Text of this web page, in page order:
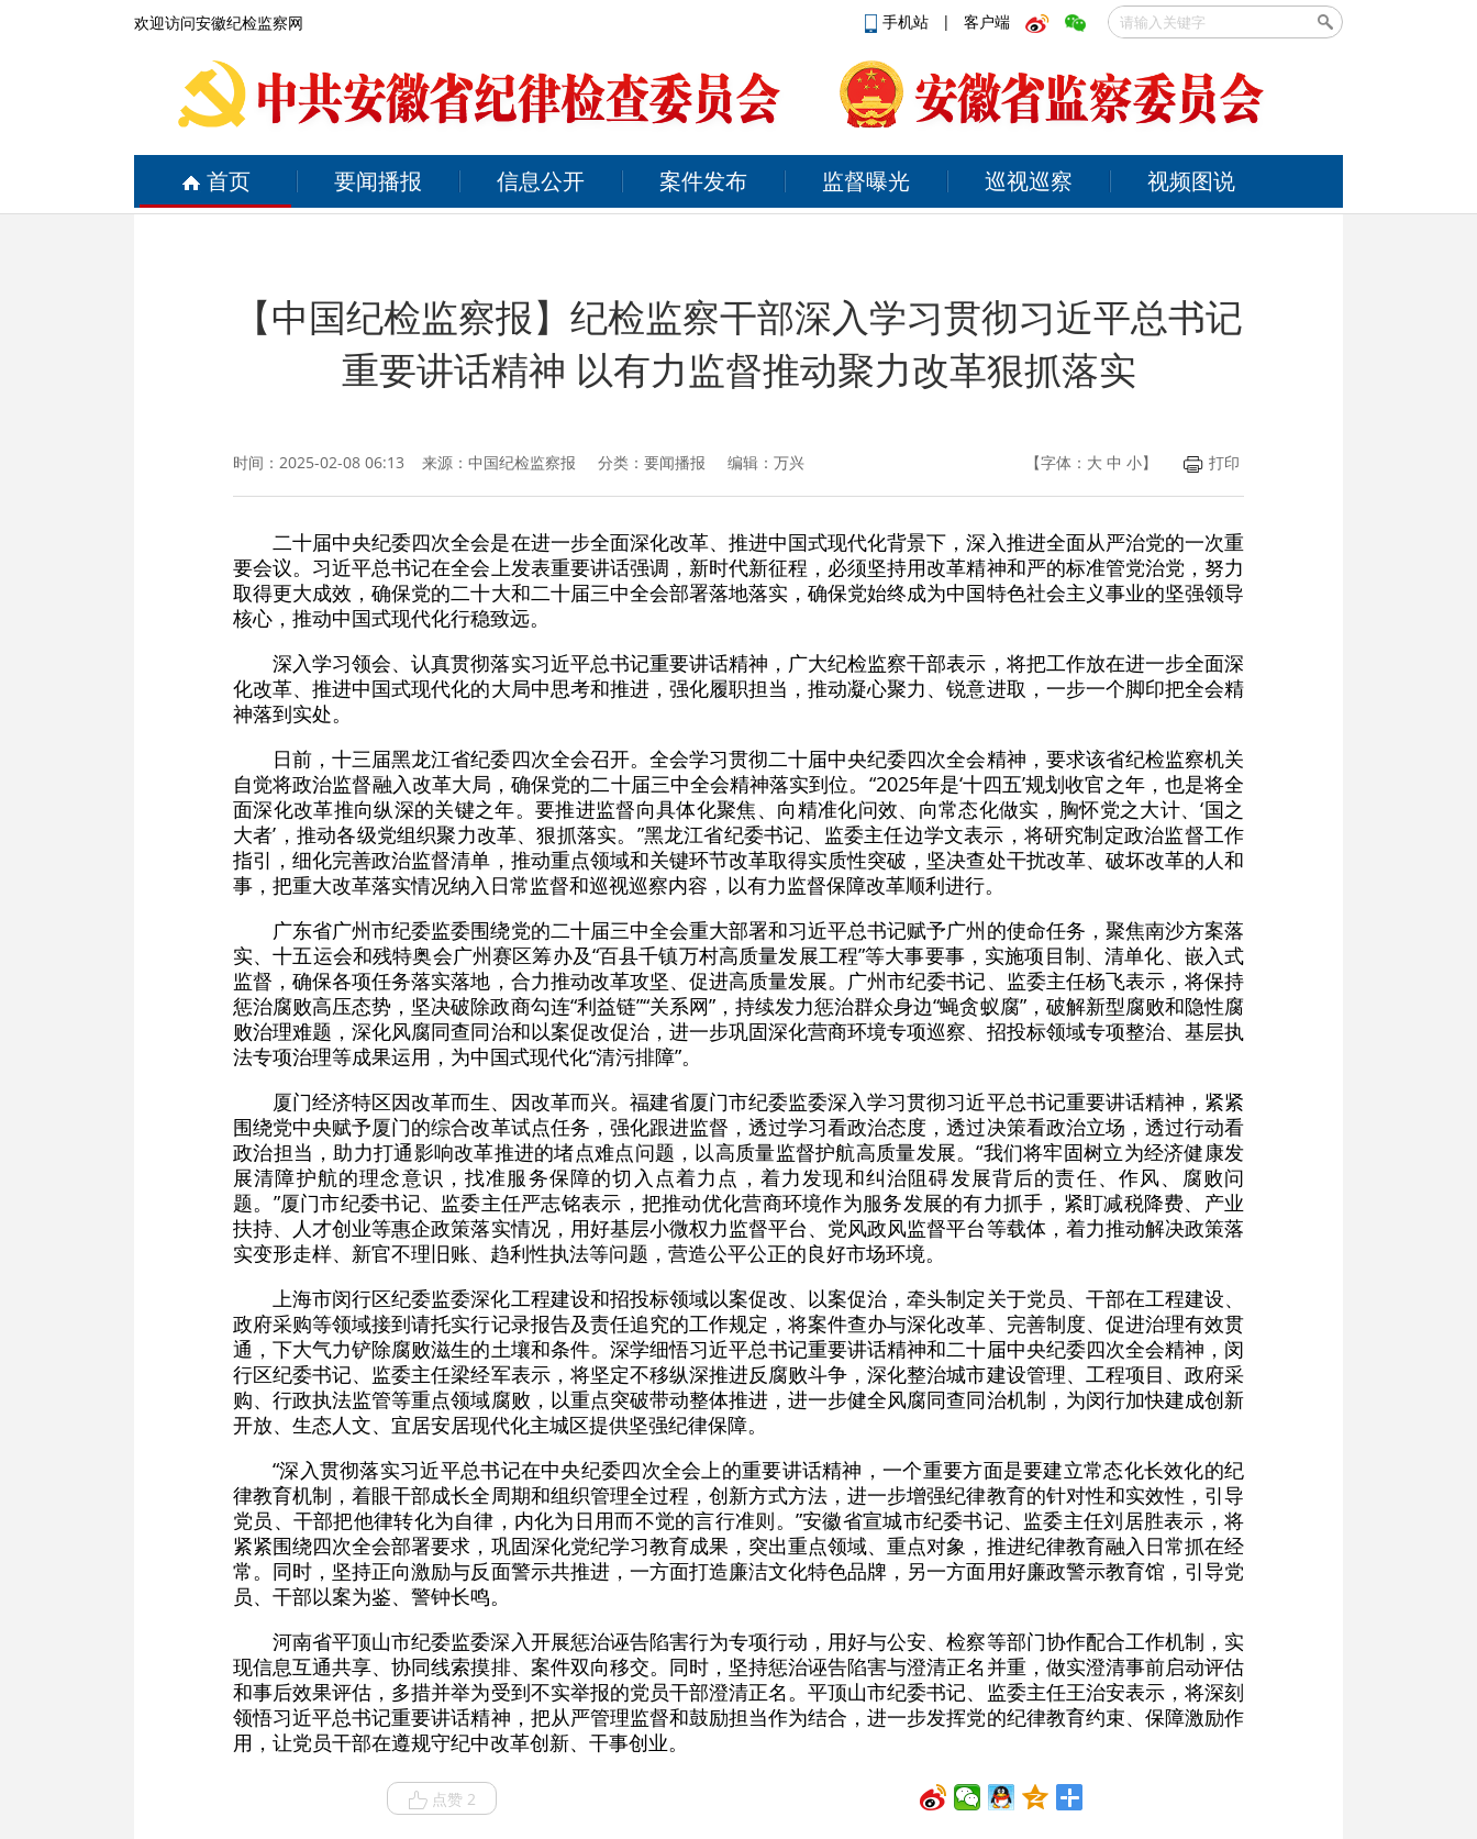
欢迎访问安徽纪检监察网 手机站 | 客户端
首页 要闻播报 信息公开 案件发布 监督曝光 巡视巡察 视频图说
【中国纪检监察报】纪检监察干部深入学习贯彻习近平总书记
重要讲话精神 以有力监督推动聚力改革狠抓落实
时间：2025-02-08 06:13 来源： 中国纪检监察报 分类：要闻播报 编辑：万兴 【字体： 大 中 小】 打印
二十届中央纪委四次全会是在进一步全面深化改革、推进中国式现代化背景下，深入推进全面从严治党的一次重
要会议。习近平总书记在全会上发表重要讲话强调，新时代新征程，必须坚持用改革精神和严的标准管党治党，努力
取得更大成效，确保党的二十大和二十届三中全会部署落地落实，确保党始终成为中国特色社会主义事业的坚强领导
核心，推动中国式现代化行稳致远。
深入学习领会、认真贯彻落实习近平总书记重要讲话精神，广大纪检监察干部表示，将把工作放在进一步全面深
化改革、推进中国式现代化的大局中思考和推进，强化履职担当，推动凝心聚力、锐意进取，一步一个脚印把全会精
神落到实处。
日前，十三届黑龙江省纪委四次全会召开。全会学习贯彻二十届中央纪委四次全会精神，要求该省纪检监察机关
自觉将政治监督融入改革大局，确保党的二十届三中全会精神落实到位。“2025年是‘十四五’规划收官之年，也是将全
面深化改革推向纵深的关键之年。要推进监督向具体化聚焦、向精准化问效、向常态化做实，胸怀党之大计、‘国之
大者’，推动各级党组织聚力改革、狠抓落实。”黑龙江省纪委书记、监委主任边学文表示，将研究制定政治监督工作
指引，细化完善政治监督清单，推动重点领域和关键环节改革取得实质性突破，坚决查处干扰改革、破坏改革的人和
事，把重大改革落实情况纳入日常监督和巡视巡察内容，以有力监督保障改革顺利进行。
广东省广州市纪委监委围绕党的二十届三中全会重大部署和习近平总书记赋予广州的使命任务，聚焦南沙方案落
实、十五运会和残特奥会广州赛区筹办及“百县千镇万村高质量发展工程”等大事要事，实施项目制、清单化、嵌入式
监督，确保各项任务落实落地，合力推动改革攻坚、促进高质量发展。广州市纪委书记、监委主任杨飞表示，将保持
惩治腐败高压态势，坚决破除政商勾连“利益链”“关系网”，持续发力惩治群众身边“蝇贪蚁腐”，破解新型腐败和隐性腐
败治理难题，深化风腐同查同治和以案促改促治，进一步巩固深化营商环境专项巡察、招投标领域专项整治、基层执
法专项治理等成果运用，为中国式现代化“清污排障”。
厦门经济特区因改革而生、因改革而兴。福建省厦门市纪委监委深入学习贯彻习近平总书记重要讲话精神，紧紧
围绕党中央赋予厦门的综合改革试点任务，强化跟进监督，透过学习看政治态度，透过决策看政治立场，透过行动看
政治担当，助力打通影响改革推进的堵点难点问题，以高质量监督护航高质量发展。“我们将牢固树立为经济健康发
展清障护航的理念意识，找准服务保障的切入点着力点，着力发现和纠治阻碍发展背后的责任、作风、腐败问
题。”厦门市纪委书记、监委主任严志铭表示，把推动优化营商环境作为服务发展的有力抓手，紧盯减税降费、产业
扶持、人才创业等惠企政策落实情况，用好基层小微权力监督平台、党风政风监督平台等载体，着力推动解决政策落
实变形走样、新官不理旧账、趋利性执法等问题，营造公平公正的良好市场环境。
上海市闵行区纪委监委深化工程建设和招投标领域以案促改、以案促治，牵头制定关于党员、干部在工程建设、
政府采购等领域接到请托实行记录报告及责任追究的工作规定，将案件查办与深化改革、完善制度、促进治理有效贯
通，下大气力铲除腐败滋生的土壤和条件。深学细悟习近平总书记重要讲话精神和二十届中央纪委四次全会精神，闵
行区纪委书记、监委主任梁经军表示，将坚定不移纵深推进反腐败斗争，深化整治城市建设管理、工程项目、政府采
购、行政执法监管等重点领域腐败，以重点突破带动整体推进，进一步健全风腐同查同治机制，为闵行加快建成创新
开放、生态人文、宜居安居现代化主城区提供坚强纪律保障。
“深入贯彻落实习近平总书记在中央纪委四次全会上的重要讲话精神，一个重要方面是要建立常态化长效化的纪
律教育机制，着眼干部成长全周期和组织管理全过程，创新方式方法，进一步增强纪律教育的针对性和实效性，引导
党员、干部把他律转化为自律，内化为日用而不觉的言行准则。”安徽省宣城市纪委书记、监委主任刘居胜表示，将
紧紧围绕四次全会部署要求，巩固深化党纪学习教育成果，突出重点领域、重点对象，推进纪律教育融入日常抓在经
常。同时，坚持正向激励与反面警示共推进，一方面打造廉洁文化特色品牌，另一方面用好廉政警示教育馆，引导党
员、干部以案为鉴、警钟长鸣。
河南省平顶山市纪委监委深入开展惩治诬告陷害行为专项行动，用好与公安、检察等部门协作配合工作机制，实
现信息互通共享、协同线索摸排、案件双向移交。同时，坚持惩治诬告陷害与澄清正名并重，做实澄清事前启动评估
和事后效果评估，多措并举为受到不实举报的党员干部澄清正名。平顶山市纪委书记、监委主任王治安表示，将深刻
领悟习近平总书记重要讲话精神，把从严管理监督和鼓励担当作为结合，进一步发挥党的纪律教育约束、保障激励作
用，让党员干部在遵规守纪中改革创新、干事创业。
点赞 2